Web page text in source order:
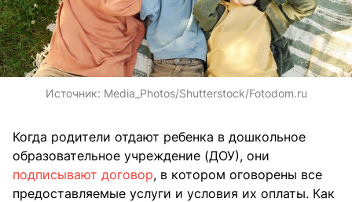
Источник: Media_Photos/Shutterstock/Fotodom.ru
Когда родители отдают ребенка в дошкольное
образовательное учреждение (ДОУ), они
подписывают договор, в котором оговорены все
предоставляемые услуги и условия их оплаты. Как